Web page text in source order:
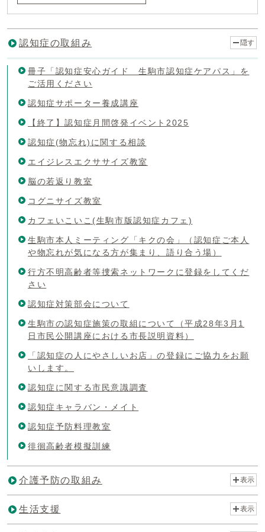
認知症の取組み 隠す
冊子「認知症安心ガイド 生駒市認知症ケアパス」を
ご活用ください
認知症サポーター養成講座
【終了】認知症月間啓発イベント2025
認知症(物忘れ)に関する相談
エイジレスエクササイズ教室
脳の若返り教室
コグニサイズ教室
カフェいこいこ(生駒市版認知症カフェ)
生駒市本人ミーティング「キクの会」（認知症ご本人
や物忘れが気になる方が集まり、語り合う場）
行方不明高齢者等捜索ネットワークに登録をしてくだ
さい
認知症対策部会について
生駒市の認知症施策の取組について（平成28年3月1
日市民公開講座における市長説明資料）
「認知症の人にやさしいお店」の登録にご協力をお願
いします。
認知症に関する市民意識調査
認知症キャラバン・メイト
認知症予防料理教室
徘徊高齢者模擬訓練
介護予防の取組み 表示
生活支援 表示